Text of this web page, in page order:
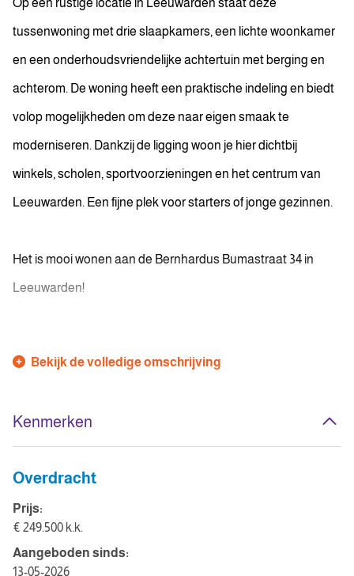
Op een rustige locatie in Leeuwarden staat deze
tussenwoning met drie slaapkamers, een lichte woonkamer
en een onderhoudsvriendelijke achtertuin met berging en
achterom. De woning heeft een praktische indeling en biedt
volop mogelijkheden om deze naar eigen smaak te
moderniseren. Dankzij de ligging woon je hier dichtbij
winkels, scholen, sportvoorzieningen en het centrum van
Leeuwarden. Een fijne plek voor starters of jonge gezinnen.
Het is mooi wonen aan de Bernhardus Bumastraat 34 in
Leeuwarden!
Bekijk de volledige omschrijving
Kenmerken
Overdracht
Prijs:
€ 249.500 k.k.
Aangeboden sinds:
13-05-2026